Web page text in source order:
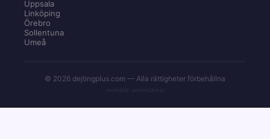
Uppsala
Linköping
Örebro
Sollentuna
Umeå
© 2026 dejtingplus.com — Alla rättigheter förbehållna